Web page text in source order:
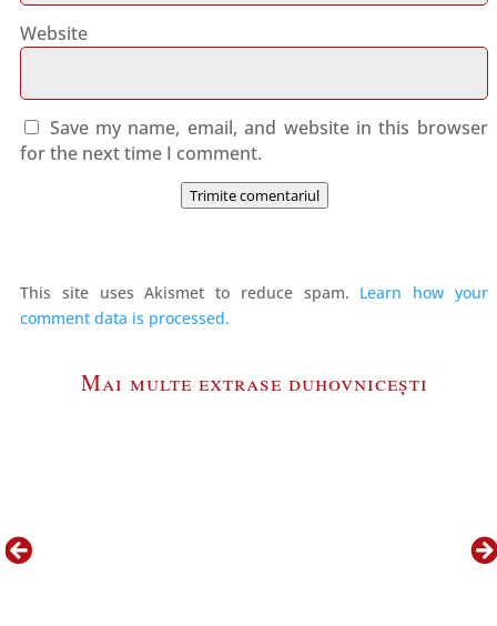
Website
Save my name, email, and website in this browser
for the next time I comment.
Trimite comentariul
This site uses Akismet to reduce spam. Learn how your
comment data is processed.
Mai multe extrase duhovnicești